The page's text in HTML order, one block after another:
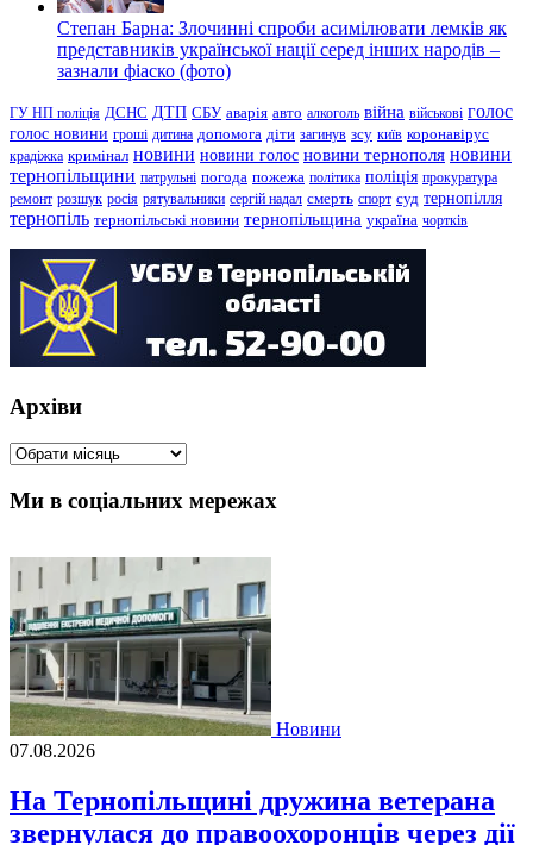
Степан Барна: Злочинні спроби асимілювати лемків як
представників української нації серед інших народів –
зазнали фіаско (фото)
ГУ НП поліція ДСНС ДТП СБУ аварія авто алкоголь війна військові голос
голос новини гроші дитина допомога діти загинув зсу київ коронавірус
крадіжка кримінал новини новини голос новини тернополя новини
тернопільщини патрульні погода пожежа політика поліція прокуратура
ремонт розшук росія рятувальники сергій надал смерть спорт суд тернопілля
тернопіль тернопільські новини тернопільщина україна чортків
Архіви
Архіви
Ми в соціальних мережах
Новини
07.08.2026
На Тернопільщині дружина ветерана
звернулася до правоохоронців через дії